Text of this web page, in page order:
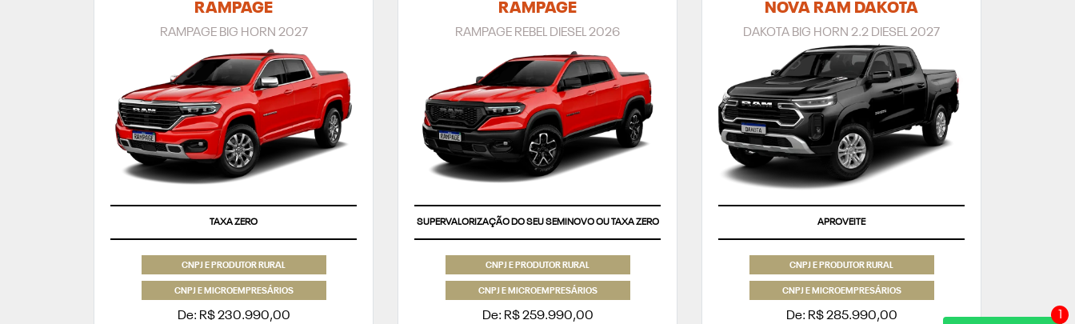
RAMPAGE
RAMPAGE BIG HORN 2027
TAXA ZERO
CNPJ E PRODUTOR RURAL
CNPJ E MICROEMPRESÁRIOS
De: R$ 230.990,00
RAMPAGE
RAMPAGE REBEL DIESEL 2026
SUPERVALORIZAÇÃO DO SEU SEMINOVO OU TAXA ZERO
CNPJ E PRODUTOR RURAL
CNPJ E MICROEMPRESÁRIOS
De: R$ 259.990,00
NOVA RAM DAKOTA
DAKOTA BIG HORN 2.2 DIESEL 2027
APROVEITE
CNPJ E PRODUTOR RURAL
CNPJ E MICROEMPRESÁRIOS
De: R$ 285.990,00